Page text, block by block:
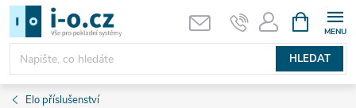
Přejít
obsah
HLEDAT
NÁKUPNÍ
KOŠÍK
Elo příslušenství